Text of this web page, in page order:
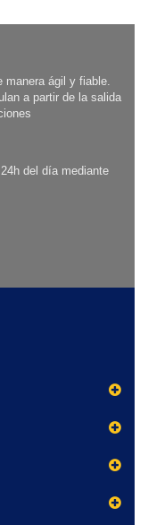
manera ágil y fiable.
a partir de la salida
del día mediante